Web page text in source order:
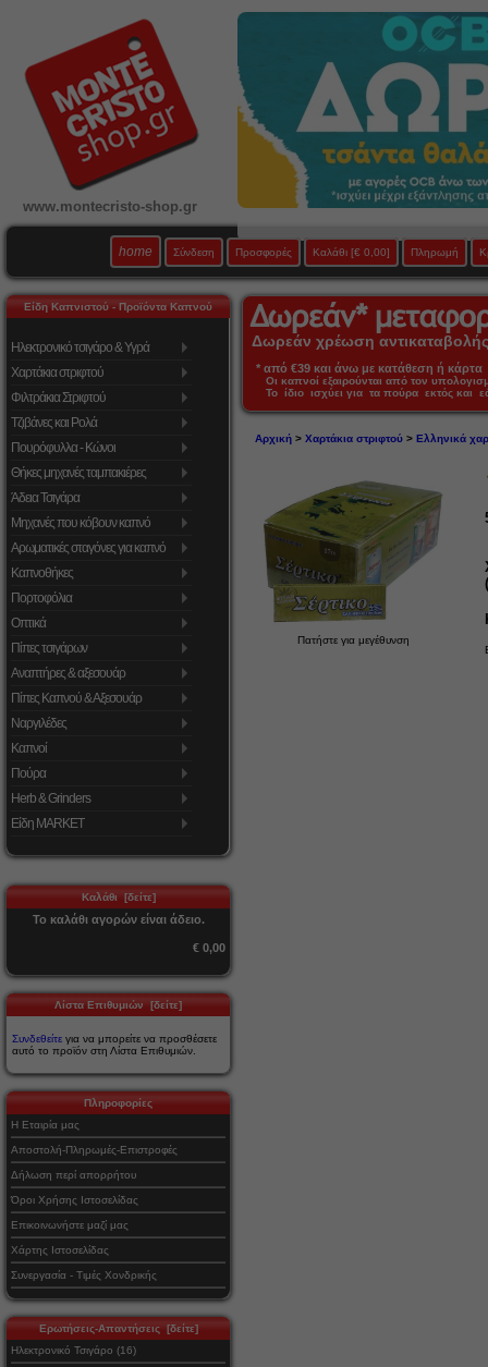
www.montecristo-shop.gr
home Σύνδεση Προσφορές Καλάθι [€ 0,00] Πληρωμή
Είδη Καπνιστού - Προϊόντα Καπνού
Ηλεκτρονικό τσιγάρο & Υγρά
Χαρτάκια στριφτού
Φιλτράκια Στριφτού
Τζιβάνες και Ρολά
Πουρόφυλλα - Κώνοι
Θήκες μηχανές ταμπακιέρες
Άδεια Τσιγάρα
Μηχανές που κόβουν καπνό
Αρωματικές σταγόνες για καπνό
Καπνοθήκες
Πορτοφόλια
Οπτικά
Πίπες τσιγάρων
Αναπτήρες & αξεσουάρ
Πίπες Καπνού & Αξεσουάρ
Ναργιλέδες
Καπνοί
Πούρα
Herb & Grinders
Είδη MARKET
Καλάθι [δείτε]
Το καλάθι αγορών είναι άδειο.
€ 0,00
Λίστα Επιθυμιών [δείτε]
Συνδεθείτε για να μπορείτε να προσθέσετε
αυτό το προϊόν στη Λίστα Επιθυμιών.
Πληροφορίες
Η Εταιρία μας
Αποστολή-Πληρωμές-Επιστροφές
Δήλωση περί απορρήτου
Όροι Χρήσης Ιστοσελίδας
Επικοινωνήστε μαζί μας
Χάρτης Ιστοσελίδας
Συνεργασία - Τιμές Χονδρικής
Ερωτήσεις-Απαντήσεις [δείτε]
Ηλεκτρονικό Τσιγάρο (16)
Δωρεάν χρέωση
* από €39 και άνω με κατάθεση ή
Οι καπνοί εξαιρούνται από τον
Το ίδιο ισχύει για τα πούρα εκτός και
Αρχική> Χαρτάκια στριφτού> Ελληνικά
Πατήστε για μεγέθυνση